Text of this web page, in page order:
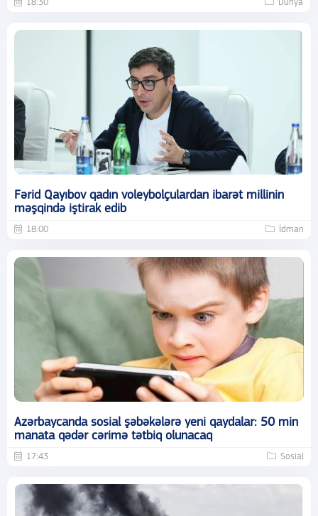
18:30 Dünya
Fərid Qayıbov qadın voleybolçulardan ibarət millinin
məşqində iştirak edib
18:00 İdman
Azərbaycanda sosial şəbəkələrə yeni qaydalar: 50 min
manata qədər cərimə tətbiq olunacaq
17:43 Sosial